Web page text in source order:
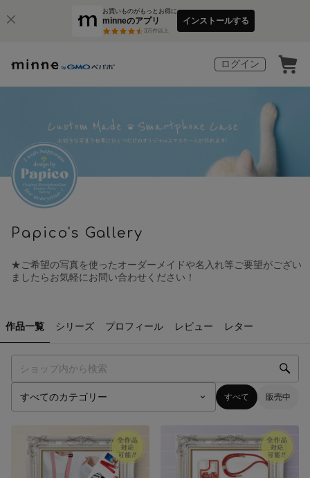
お買いものがもっとお得に
minneのアプリ
3万件以上
インストールする
ログイン
Papico's Gallery
★ご希望の写真を使ったオーダーメイドや名入れ等ご要望がござい
ましたらお気軽にお問い合わせください！
作品一覧 シリーズ プロフィール レビュー レター
すべて 販売中